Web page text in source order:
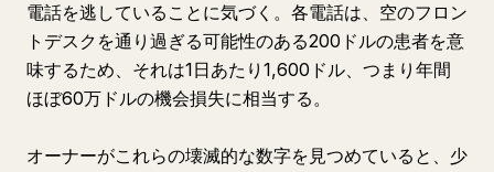
電話を逃していることに気づく。各電話は、空のフロン
トデスクを通り過ぎる可能性のある200ドルの患者を意
味するため、それは1日あたり1,600ドル、つまり年間
ほぼ60万ドルの機会損失に相当する。
オーナーがこれらの壊滅的な数字を見つめていると、少